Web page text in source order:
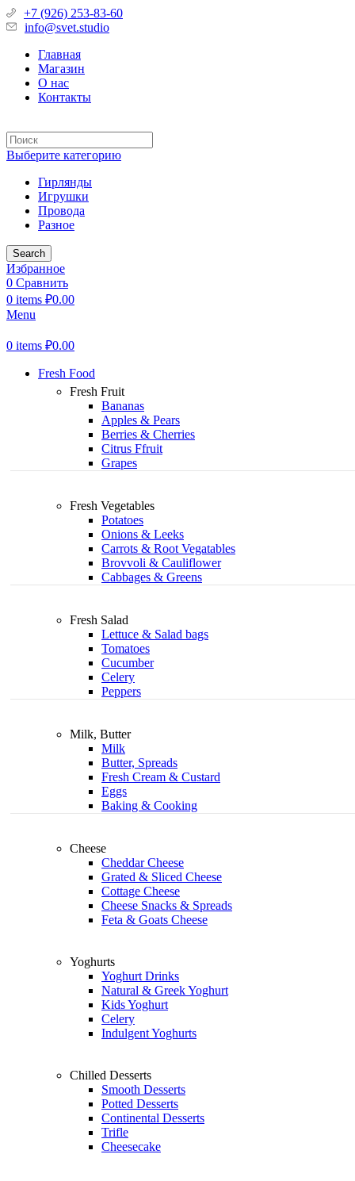
+7 (926) 253-83-60
info@svet.studio
Главная
Магазин
О нас
Контакты
Выберите категорию
Гирлянды
Игрушки
Провода
Разное
Search
Избранное
0 Сравнить
0 items ₽0.00
Menu
0 items ₽0.00
Fresh Food
Fresh Fruit
Bananas
Apples & Pears
Berries & Cherries
Citrus Ffruit
Grapes
Fresh Vegetables
Potatoes
Onions & Leeks
Carrots & Root Vegatables
Brovvoli & Cauliflower
Cabbages & Greens
Fresh Salad
Lettuce & Salad bags
Tomatoes
Cucumber
Celery
Peppers
Milk, Butter
Milk
Butter, Spreads
Fresh Cream & Custard
Eggs
Baking & Cooking
Cheese
Cheddar Cheese
Grated & Sliced Cheese
Cottage Cheese
Cheese Snacks & Spreads
Feta & Goats Cheese
Yoghurts
Yoghurt Drinks
Natural & Greek Yoghurt
Kids Yoghurt
Celery
Indulgent Yoghurts
Chilled Desserts
Smooth Desserts
Potted Desserts
Continental Desserts
Trifle
Cheesecake